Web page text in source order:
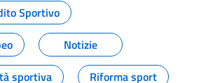
Sportivo
Notizie
sportiva
Riforma sport